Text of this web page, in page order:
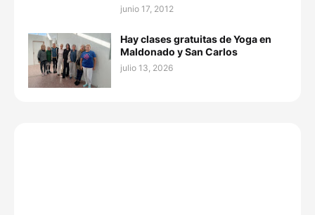
junio 17, 2012
Hay clases gratuitas de Yoga en
Maldonado y San Carlos
julio 13, 2026